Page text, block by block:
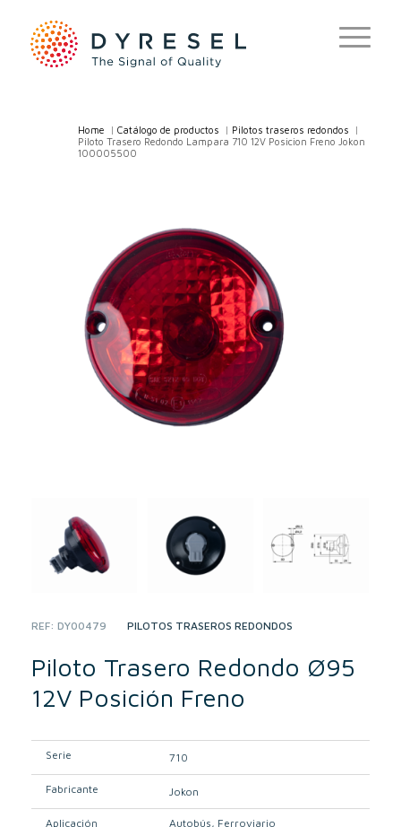
Home /Catálogo de productos Pilotos traseros redondos
Piloto Trasero Redondo Lampara 710 12V Posicion Freno Jokon
100005500
REF:DY00479
CATEGORY:PILOTOS TRASEROS REDONDOS
Piloto Trasero Redondo Ø95
12V Posición Freno
Serie 710
Fabricante Jokon
Aplicación Autobús Ferroviario